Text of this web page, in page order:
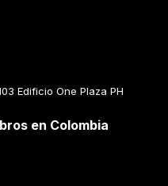
Edificio One Plaza PH
en Colombia